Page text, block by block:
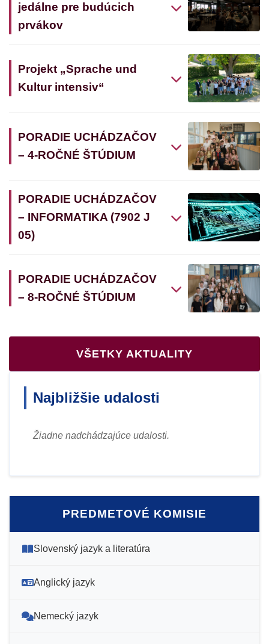
jedálne pre budúcich
prvákov
Projekt „Sprache und
Kultur intensiv“
PORADIE UCHÁDZAČOV
– 4-ROČNÉ ŠTÚDIUM
PORADIE UCHÁDZAČOV
– INFORMATIKA (7902 J
05)
PORADIE UCHÁDZAČOV
– 8-ROČNÉ ŠTÚDIUM
VŠETKY AKTUALITY
Najbližšie udalosti
Žiadne nadchádzajúce udalosti.
PREDMETOVÉ KOMISIE
Slovenský jazyk a literatúra
Anglický jazyk
Nemecký jazyk